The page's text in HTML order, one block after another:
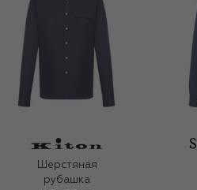
Шерстяная
рубашка